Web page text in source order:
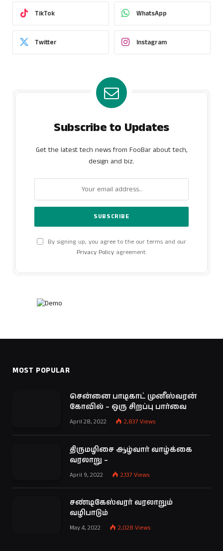
TikTok WhatsApp
Twitter Instagram
Subscribe to Updates
Get the latest tech news from FooBar about tech,
design and biz.
By signing up, you agree to the our terms and our
Privacy Policyagreement.
MOST POPULAR
சென்னை பாடிகாட் முனீஸ்வரன்
கோவில் – ஒரு சிறப்பு பார்வை
April 28, 2022 2,837 Views
திருமழிசை ஆழ்வார் வாழ்க்கை
வரலாறு –
April 9, 2022 2,137 Views
சண்டிகேஸ்வரர் வரலாறும்
வழிபாடும்
May 4, 2022 2,028 Views